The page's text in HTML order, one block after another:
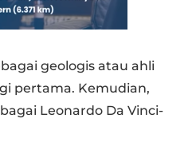
geologis atau ahli
pertama. Kemudian,
Leonardo Da Vinci-